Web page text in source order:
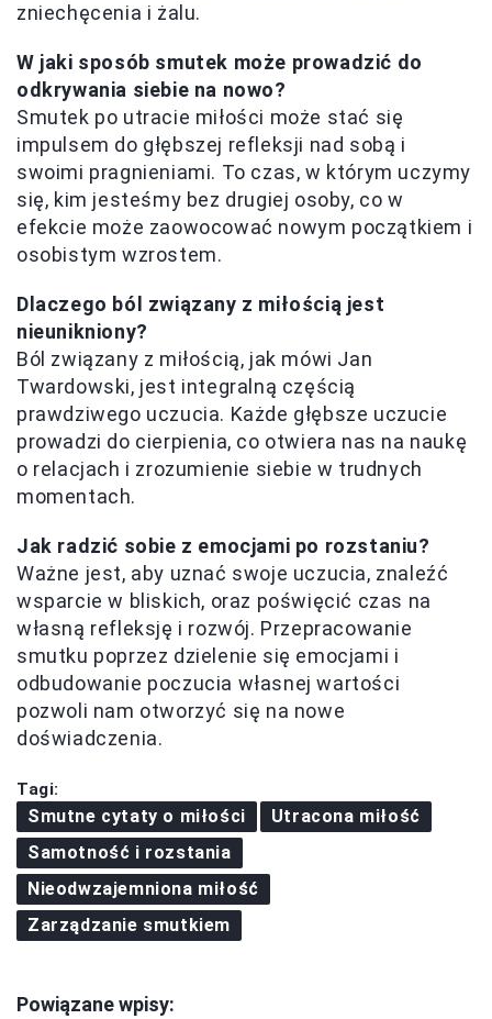
zniechęcenia i żalu.
W jaki sposób smutek może prowadzić do
odkrywania siebie na nowo?
Smutek po utracie miłości może stać się
impulsem do głębszej refleksji nad sobą i
swoimi pragnieniami. To czas, w którym uczymy
się, kim jesteśmy bez drugiej osoby, co w
efekcie może zaowocować nowym początkiem i
osobistym wzrostem.
Dlaczego ból związany z miłością jest
nieunikniony?
Ból związany z miłością, jak mówi Jan
Twardowski, jest integralną częścią
prawdziwego uczucia. Każde głębsze uczucie
prowadzi do cierpienia, co otwiera nas na naukę
o relacjach i zrozumienie siebie w trudnych
momentach.
Jak radzić sobie z emocjami po rozstaniu?
Ważne jest, aby uznać swoje uczucia, znaleźć
wsparcie w bliskich, oraz poświęcić czas na
własną refleksję i rozwój. Przepracowanie
smutku poprzez dzielenie się emocjami i
odbudowanie poczucia własnej wartości
pozwoli nam otworzyć się na nowe
doświadczenia.
Tagi:
Smutne cytaty o miłości
Utracona miłość
Samotność i rozstania
Nieodwzajemniona miłość
Zarządzanie smutkiem
Powiązane wpisy: